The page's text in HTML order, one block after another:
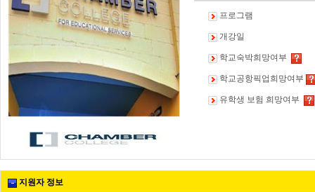
프로그램
개강일
학교숙박희망여부
학교공항픽업희망여부
유학생 보험 희망여부
지원자 정보